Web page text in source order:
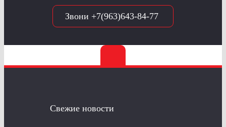
Звони +7(963)643-84-77
Свежие новости